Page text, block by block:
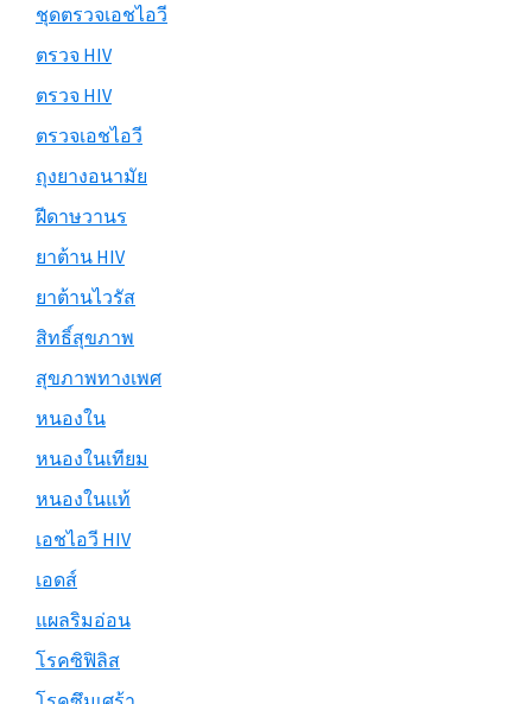
ชุดตรวจเอชไอวี
ตรวจ HIV
ตรวจ HIV
ตรวจเอชไอวี
ถุงยางอนามัย
ฝีดาษวานร
ยาต้าน HIV
ยาต้านไวรัส
สิทธิ์สุขภาพ
สุขภาพทางเพศ
หนองใน
หนองในเทียม
หนองในแท้
เอชไอวี HIV
เอดส์
แผลริมอ่อน
โรคซิฟิลิส